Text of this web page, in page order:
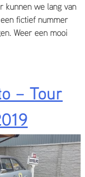
kunnen we lang van
fictief nummer
Weer een mooi
– Tour